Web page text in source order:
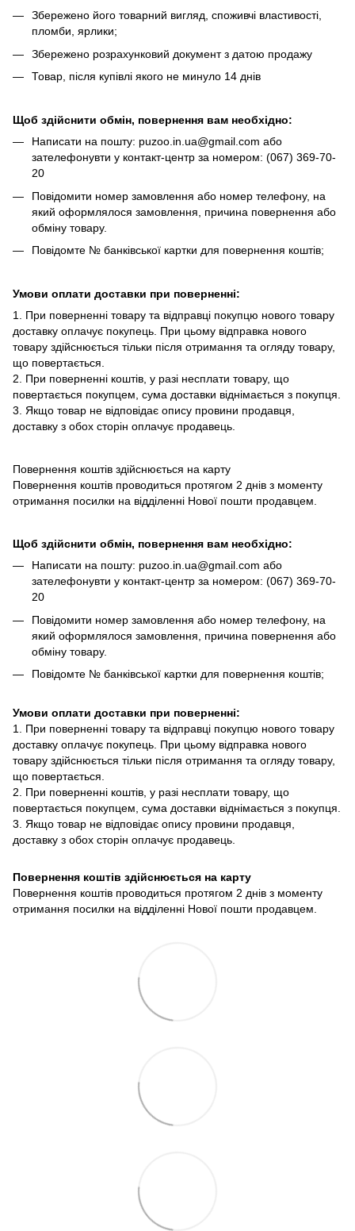
Збережено його товарний вигляд, споживчі властивості,
пломби, ярлики;
Збережено розрахунковий документ з датою продажу
Товар, після купівлі якого не минуло 14 днів
Щоб здійснити обмін, повернення вам необхідно:
Написати на пошту: puzoo.in.ua@gmail.com або
зателефонувти у контакт-центр за номером: (067) 369-70-
20
Повідомити номер замовлення або номер телефону, на
який оформлялося замовлення, причина повернення або
обміну товару.
Повідомте № банківської картки для повернення коштів;
Умови оплати доставки при поверненні:
1. При поверненні товару та відправці покупцю нового товару
доставку оплачує покупець. При цьому відправка нового
товару здійснюється тільки після отримання та огляду товару,
що повертається.
2. При поверненні коштів, у разі несплати товару, що
повертається покупцем, сума доставки віднімається з покупця.
3. Якщо товар не відповідає опису провини продавця,
доставку з обох сторін оплачує продавець.
Повернення коштів здійснюється на карту
Повернення коштів проводиться протягом 2 днів з моменту
отримання посилки на відділенні Нової пошти продавцем.
Щоб здійснити обмін, повернення вам необхідно:
Написати на пошту: puzoo.in.ua@gmail.com або
зателефонувти у контакт-центр за номером: (067) 369-70-
20
Повідомити номер замовлення або номер телефону, на
який оформлялося замовлення, причина повернення або
обміну товару.
Повідомте № банківської картки для повернення коштів;
Умови оплати доставки при поверненні:
1. При поверненні товару та відправці покупцю нового товару
доставку оплачує покупець. При цьому відправка нового
товару здійснюється тільки після отримання та огляду товару,
що повертається.
2. При поверненні коштів, у разі несплати товару, що
повертається покупцем, сума доставки віднімається з покупця.
3. Якщо товар не відповідає опису провини продавця,
доставку з обох сторін оплачує продавець.
Повернення коштів здійснюється на карту
Повернення коштів проводиться протягом 2 днів з моменту
отримання посилки на відділенні Нової пошти продавцем.